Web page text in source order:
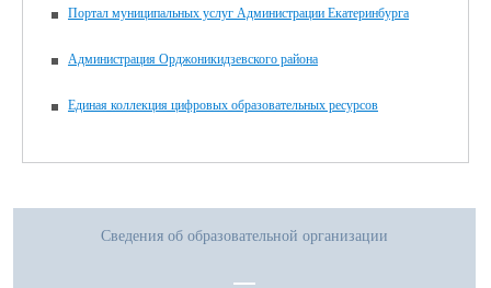
Портал муниципальных услуг Администрации Екатеринбурга
Администрация Орджоникидзевского района
Единая коллекция цифровых образовательных ресурсов
Сведения об образовательной организации